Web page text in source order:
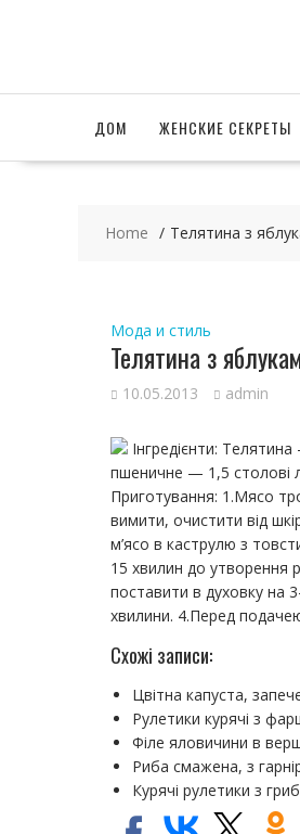
ДОМ ЖЕНСКИЕ СЕКРЕТЫ
Home Телятина з
Мода и стиль
Телятина з
10.05.2013 admin
Інгредієнти:
пшеничне — 1,5 столові
Приготування: 1.Мясо
вимити, очистити від
м’ясо в каструлю з
15 хвилин до утворення
поставити в духовку на
хвилини. 4.Перед
Схожі записи:
Цвітна капуста,
Рулетики курячі з
Філе яловичини в
Риба смажена, з
Курячі рулетики з